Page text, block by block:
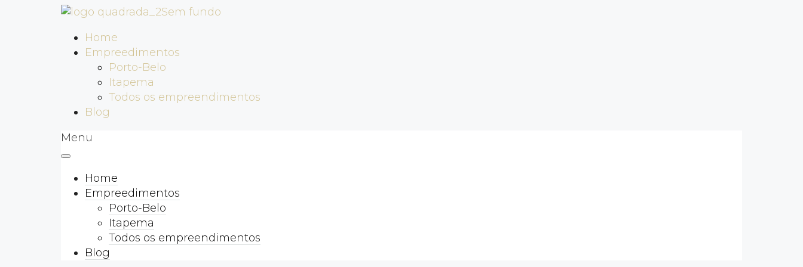
Home
Empreedimentos
Porto-Belo
Itapema
Todos os empreendimentos
Blog
Menu
Home
Empreedimentos
Porto-Belo
Itapema
Todos os empreendimentos
Blog